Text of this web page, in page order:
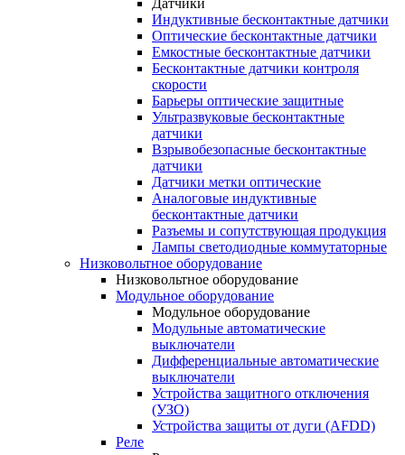
Датчики
Индуктивные бесконтактные датчики
Оптические бесконтактные датчики
Емкостные бесконтактные датчики
Бесконтактные датчики контроля
скорости
Барьеры оптические защитные
Ультразвуковые бесконтактные
датчики
Взрывобезопасные бесконтактные
датчики
Датчики метки оптические
Аналоговые индуктивные
бесконтактные датчики
Разъемы и сопутствующая продукция
Лампы светодиодные коммутаторные
Низковольтное оборудование
Низковольтное оборудование
Модульное оборудование
Модульное оборудование
Модульные автоматические
выключатели
Дифференциальные автоматические
выключатели
Устройства защитного отключения
(УЗО)
Устройства защиты от дуги (AFDD)
Реле